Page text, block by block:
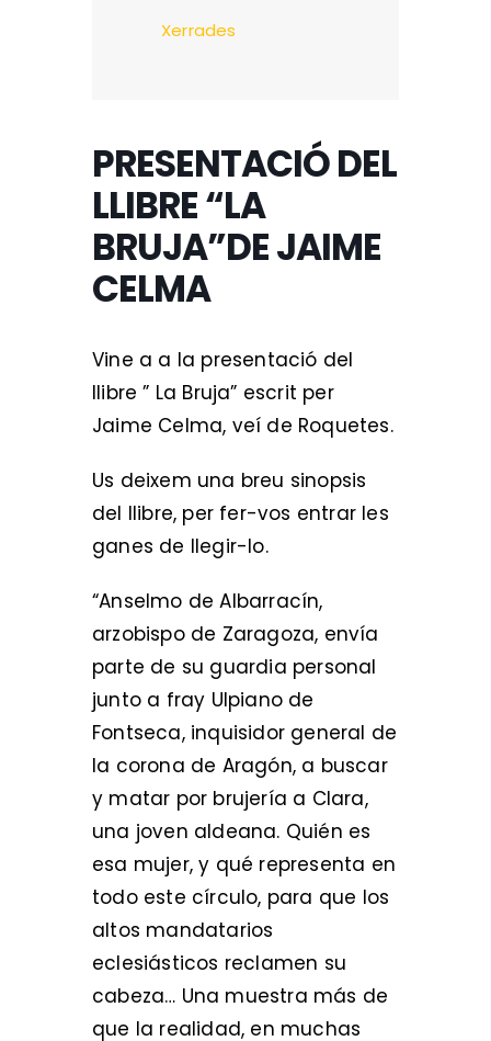
Xerrades
PRESENTACIÓ DEL
LLIBRE “LA
BRUJA”DE JAIME
CELMA
Vine a a la presentació del
llibre ” La Bruja” escrit per
Jaime Celma, veí de Roquetes.
Us deixem una breu sinopsis
del llibre, per fer-vos entrar les
ganes de llegir-lo.
“Anselmo de Albarracín,
arzobispo de Zaragoza, envía
parte de su guardia personal
junto a fray Ulpiano de
Fontseca, inquisidor general de
la corona de Aragón, a buscar
y matar por brujería a Clara,
una joven aldeana. Quién es
esa mujer, y qué representa en
todo este círculo, para que los
altos mandatarios
eclesiásticos reclamen su
cabeza… Una muestra más de
que la realidad, en muchas